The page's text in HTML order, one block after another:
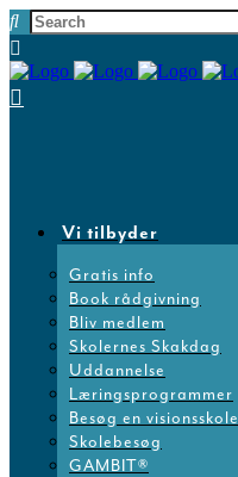
Vi tilbyder
Gratis info
Book rådgivning
Bliv medlem
Skolernes Skakdag
Uddannelse
Læringsprogrammer
Besøg en visionsskole
Skolebesøg
GAMBIT®